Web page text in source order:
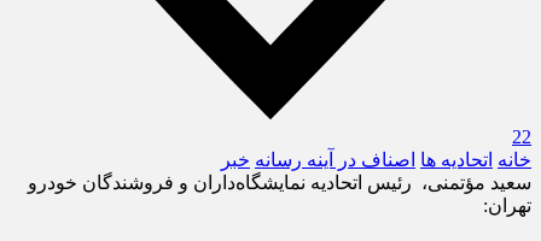
22
خانه اتحادیه ها اصناف در آینه رسانه خبر
سعید مؤتمنی، رئیس اتحادیه نمایشگاه‌داران و فروشندگان خودرو
تهران: